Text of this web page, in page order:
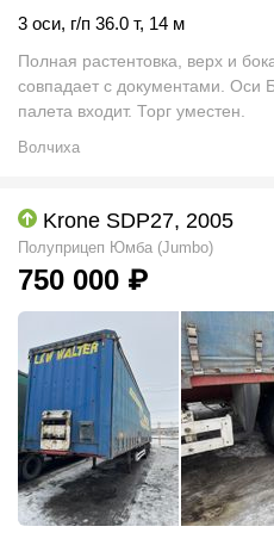
3 оси, г/п 36.0 т, 14 м
Полная растентовка, верх и
совпадает с документами.
палета входит. Торг уместен.
Волчиха
Krone SDP27, 2005
Полуприцеп Юмба (Jumbo)
750 000 ₽